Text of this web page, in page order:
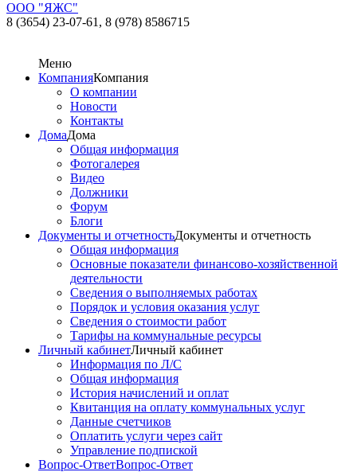
ООО "ЯЖС"
8 (3654) 23-07-61, 8 (978) 8586715
Меню
КомпанияКомпания
О компании
Новости
Контакты
ДомаДома
Общая информация
Фотогалерея
Видео
Должники
Форум
Блоги
Документы и отчетностьДокументы и отчетность
Общая информация
Основные показатели финансово-хозяйственной
деятельности
Сведения о выполняемых работах
Порядок и условия оказания услуг
Сведения о стоимости работ
Тарифы на коммунальные ресурсы
Личный кабинетЛичный кабинет
Информация по Л/С
Общая информация
История начислений и оплат
Квитанция на оплату коммунальных услуг
Данные счетчиков
Оплатить услуги через сайт
Управление подпиской
Вопрос-ОтветВопрос-Ответ